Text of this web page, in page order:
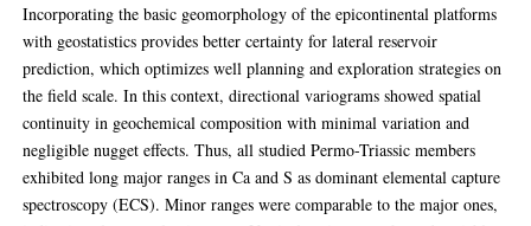
Incorporating the basic geomorphology of the epicontinental platforms
with geostatistics provides better certainty for lateral reservoir
prediction, which optimizes well planning and exploration strategies on
the field scale. In this context, directional variograms showed spatial
continuity in geochemical composition with minimal variation and
negligible nugget effects. Thus, all studied Permo-Triassic members
exhibited long major ranges in Ca and S as dominant elemental capture
spectroscopy (ECS). Minor ranges were comparable to the major ones,